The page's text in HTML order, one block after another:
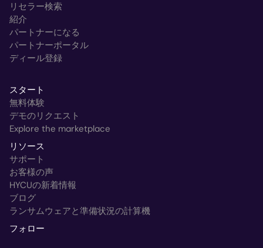
リセラー検索
紹介
パートナーになる
パートナーポータル
ディール登録
スタート
無料体験
デモのリクエスト
Explore the marketplace
リソース
サポート
お客様の声
HYCUの新着情報
ブログ
ランサムウェアと準備状況の計算機
フォロー